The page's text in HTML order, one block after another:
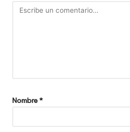
Nombre*